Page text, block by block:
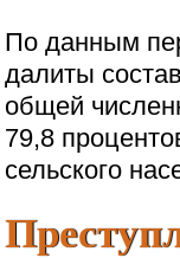
По данным
далиты
общей
79,8
сельского